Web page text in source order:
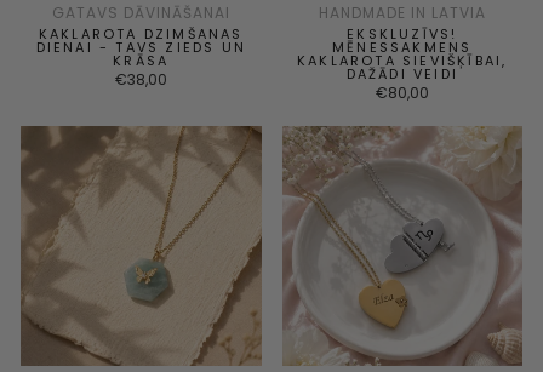
GATAVS DĀVINĀŠANAI
KAKLAROTA DZIMŠANAS
DIENAI - TAVS ZIEDS UN
KRĀSA
€38,00
HANDMADE IN LATVIA
EKSKLUZĪVS!
MĒNESSAKMENS
KAKLAROTA SIEVIŠĶĪBAI,
DAŽĀDI VEIDI
€80,00